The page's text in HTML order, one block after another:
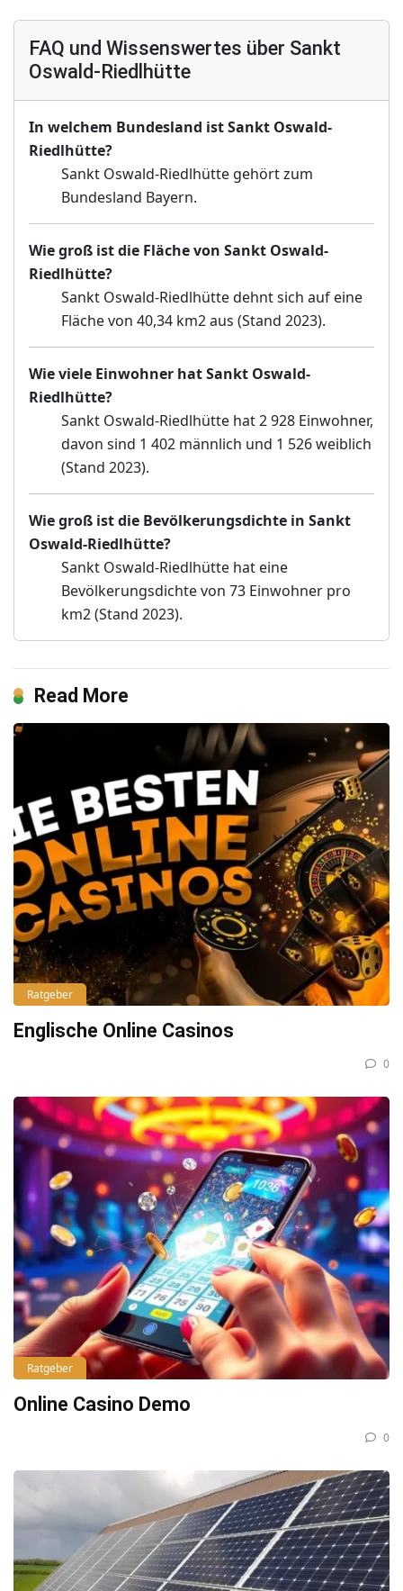
FAQ und Wissenswertes über Sankt
Oswald-Riedlhütte
In welchem Bundesland ist Sankt Oswald-
Riedlhütte?
Sankt Oswald-Riedlhütte gehört zum
Bundesland Bayern.
Wie groß ist die Fläche von Sankt Oswald-
Riedlhütte?
Sankt Oswald-Riedlhütte dehnt sich auf eine
Fläche von 40,34 km2 aus (Stand 2023).
Wie viele Einwohner hat Sankt Oswald-
Riedlhütte?
Sankt Oswald-Riedlhütte hat 2 928 Einwohner,
davon sind 1 402 männlich und 1 526 weiblich
(Stand 2023).
Wie groß ist die Bevölkerungsdichte in Sankt
Oswald-Riedlhütte?
Sankt Oswald-Riedlhütte hat eine
Bevölkerungsdichte von 73 Einwohner pro
km2 (Stand 2023).
Read More
Ratgeber
Englische Online Casinos
0
Ratgeber
Online Casino Demo
0